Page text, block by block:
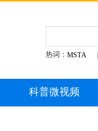
热词： MSTA
科普微视频